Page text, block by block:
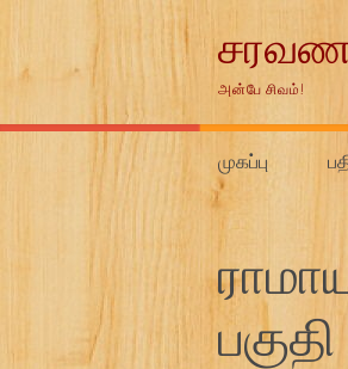
அன்பே சிவம்!
முகப்பு
பகுதி